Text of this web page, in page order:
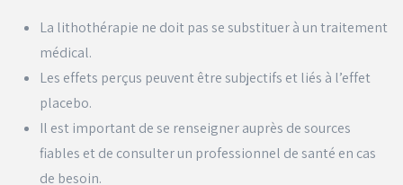
La lithothérapie ne doit pas se substituer à un traitement
médical.
Les effets perçus peuvent être subjectifs et liés à l’effet
placebo.
Il est important de se renseigner auprès de sources
fiables et de consulter un professionnel de santé en cas
de besoin.